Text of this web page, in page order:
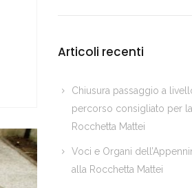
Articoli recenti
Chiusura passaggio a
percorso consigliato per la
Rocchetta Mattei
Voci e Organi
alla Rocchetta Mattei